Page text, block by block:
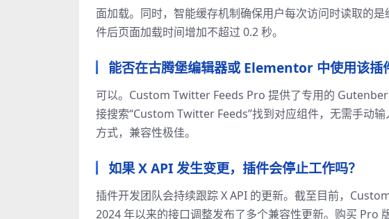
面加载。同时，智能缓存机制确保用户每次访问时读取的
件后页面加载时间增加不超过 0.2 秒。
能否在古腾堡编辑器或 Elementor 中使用该插
可以。Custom Twitter Feeds Pro 提供了专用的
接搜索“Custom Twitter Feeds”找到对应组件，无需手动
方式，兼容性极佳。
如果 X API 发生变更，插件会停止工作吗？
插件开发团队会持续跟踪 X API 的更新。截至目前，
2024 年以来的接口调整发布了多个兼容性更新。购买 Pro